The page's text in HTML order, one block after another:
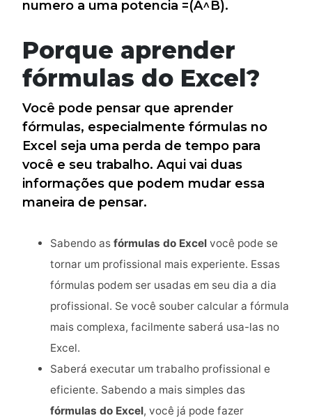
numero a uma potencia =(A^B).
Porque aprender
fórmulas do Excel?
Você pode pensar que aprender
fórmulas, especialmente fórmulas no
Excel seja uma perda de tempo para
você e seu trabalho. Aqui vai duas
informações que podem mudar essa
maneira de pensar.
Sabendo as fórmulas do Excel você pode se
tornar um profissional mais experiente. Essas
fórmulas podem ser usadas em seu dia a dia
profissional. Se você souber calcular a fórmula
mais complexa, facilmente saberá usa-las no
Excel.
Saberá executar um trabalho profissional e
eficiente. Sabendo a mais simples das
fórmulas do Excel, você já pode fazer